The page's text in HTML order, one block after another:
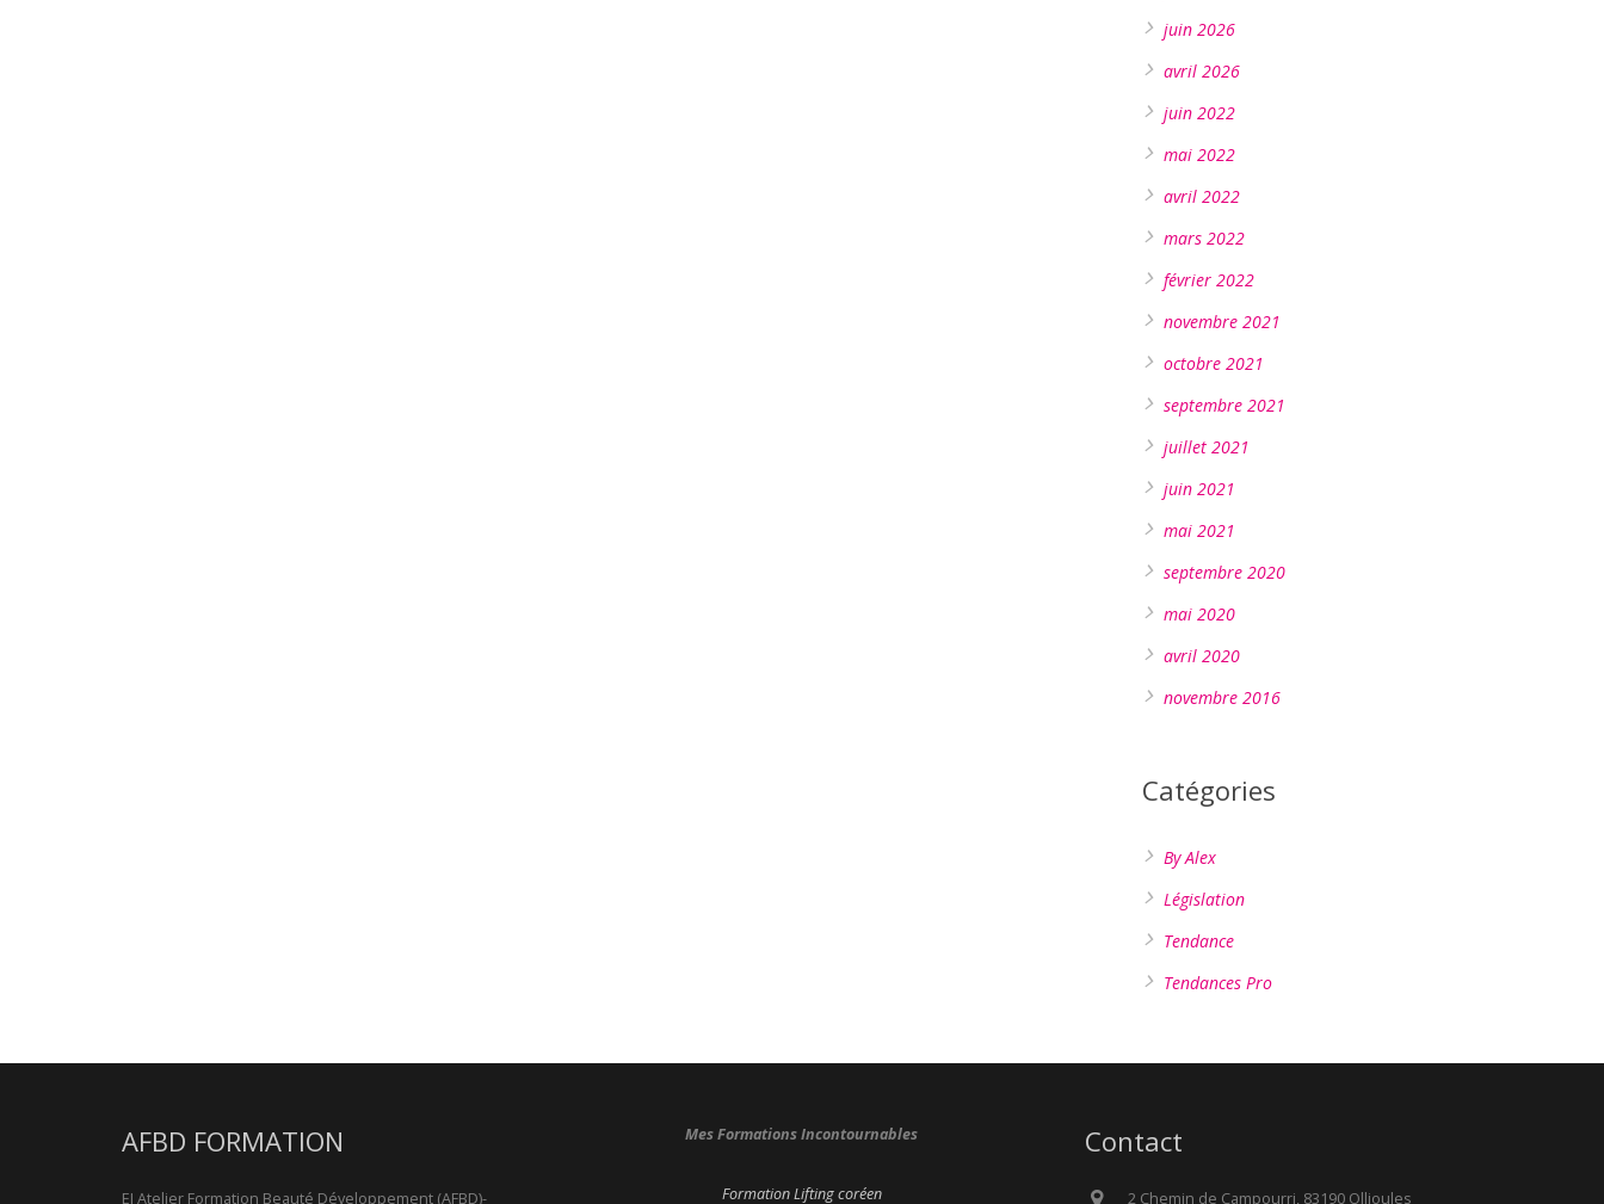
juin 2026
avril 2026
juin 2022
mai 2022
avril 2022
mars 2022
février 2022
novembre 2021
octobre 2021
septembre 2021
juillet 2021
juin 2021
mai 2021
septembre 2020
mai 2020
avril 2020
novembre 2016
Catégories
By Alex
Législation
Tendance
Tendances Pro
AFBD FORMATION
EI Atelier Formation Beauté Développement (AFBD)-
Mes Formations Incontournables
Formation Lifting coréen
Contact
2 Chemin de Campourri, 83190 Ollioules